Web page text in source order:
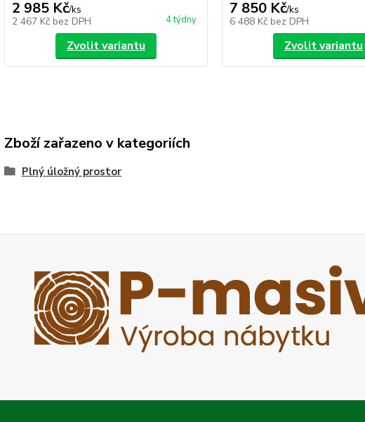
2 985 Kč/ks
2 467 Kč bez DPH 4 týdny
Zvolit variantu
7 850 Kč/ks
6 488 Kč bez DPH
Zvolit variantu
Zboží zařazeno v kategoriích
Plný úložný prostor